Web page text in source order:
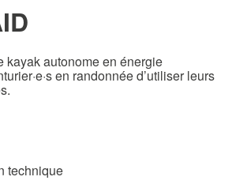
kayak autonome en énergie
en randonnée d’utiliser leurs
technique